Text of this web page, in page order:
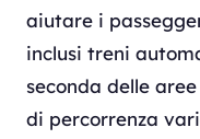
aiutare i
inclusi treni
seconda delle
di percorrenza